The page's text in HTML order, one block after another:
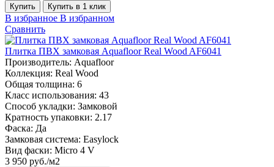
Купить Купить в 1 клик
В избранное В избранном
Сравнить
Плитка ПВХ замковая Aquafloor Real Wood AF6041
Производитель: Aquafloor
Коллекция: Real Wood
Общая толщина: 6
Класс использования: 43
Способ укладки: Замковой
Кратность упаковки: 2.17
Фаска: Да
Замковая система: Easylock
Вид фаски: Micro 4 V
3 950 руб./м2